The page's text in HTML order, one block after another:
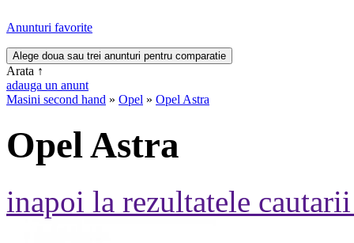
Anunturi favorite
Arata ↑
adauga un anunt
Masini second hand » Opel » Opel Astra
Opel Astra
inapoi la rezultatele